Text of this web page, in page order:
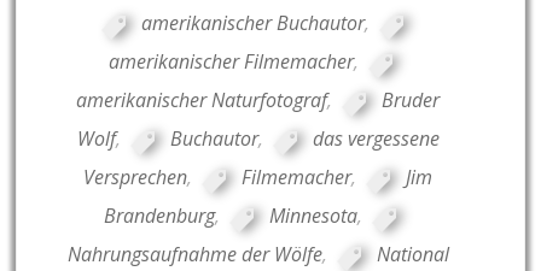
amerikanischer Buchautor,
amerikanischer Filmemacher,
amerikanischer Naturfotograf,
Bruder
Wolf, Buchautor,
das vergessene
Versprechen, Filmemacher,
Jim
Brandenburg, Minnesota,
Nahrungsaufnahme der Wölfe,
National